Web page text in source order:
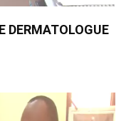
DERMATOLOGUE